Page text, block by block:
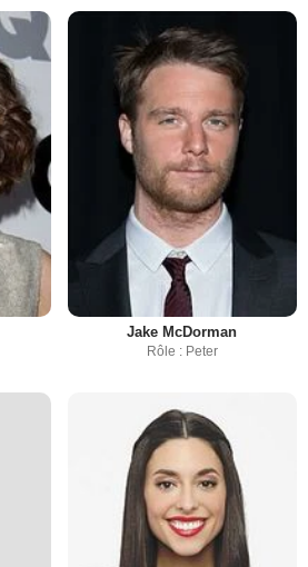
Jake McDorman
Rôle : Peter